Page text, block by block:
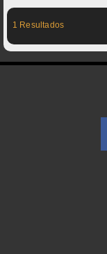
1 Resultados